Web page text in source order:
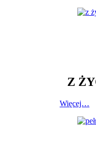
Z
Więcej…